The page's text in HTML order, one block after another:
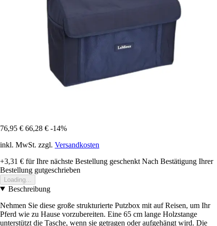
76,95 € 66,28 € -14%
inkl. MwSt. zzgl. Versandkosten
+3,31 € für Ihre nächste Bestellung geschenkt Nach Bestätigung Ihrer
Bestellung gutgeschrieben
Loading...
Beschreibung
Nehmen Sie diese große strukturierte Putzbox mit auf Reisen, um Ihr
Pferd wie zu Hause vorzubereiten. Eine 65 cm lange Holzstange
unterstützt die Tasche, wenn sie getragen oder aufgehängt wird. Die